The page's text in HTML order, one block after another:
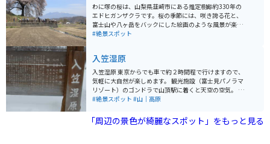
わに塚の桜は、山梨県韮崎市にある推定樹齢約330年の
エドヒガンザクラです。桜の季節には、咲き誇る花と、
富士山や八ヶ岳をバックにした絵画のような風景が楽し
めます。また、見頃の時期には夜間のライトアップも行
#絶景スポット
入笠湿原
入笠湿原 東京からでも車で約２時間程で行けますので、
気軽に大自然が楽しめます。 観光施設（富士見パノラマ
リゾート）のゴンドラで山頂駅に着くと天空の空気。 入
笠湿原・入笠山は花の宝庫としても知られており、花の
#絶景スポット #山｜高原
「周辺の景色が綺麗なスポット」をもっと見る